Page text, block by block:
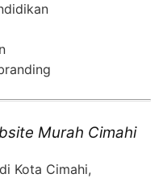
Murah Cimahi
Kota Cimahi,